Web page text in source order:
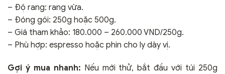
– Độ rang: rang vừa.
– Đóng gói: 250g hoặc 500g.
– Giá tham khảo: 180.000 – 260.000 VND/250g.
– Phù hợp: espresso hoặc phin cho ly dày vị.
Gợi ý mua nhanh: Nếu mới thử, bắt đầu với túi 250g